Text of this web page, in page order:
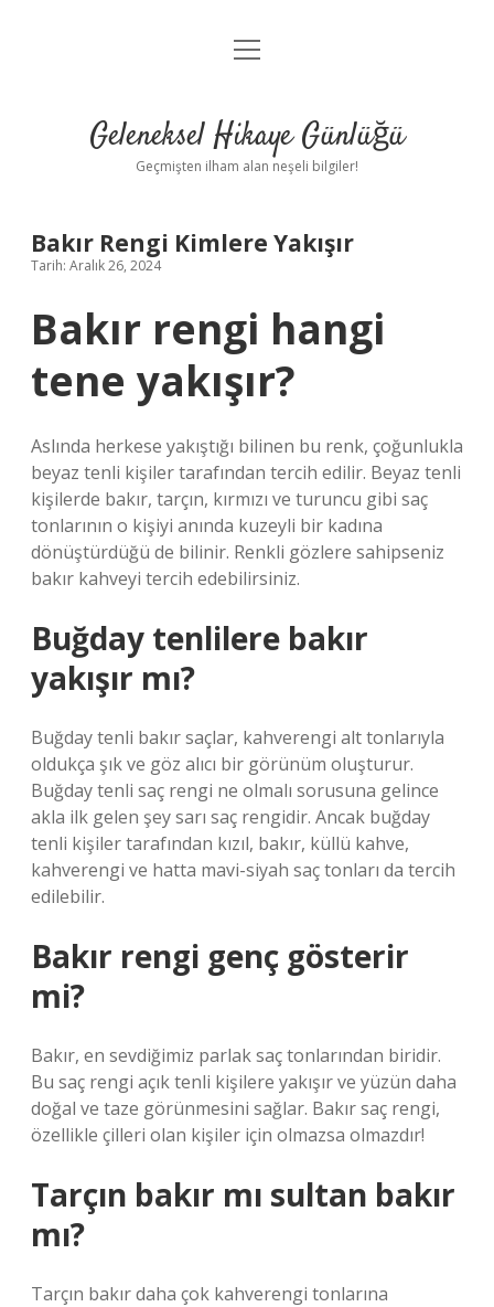
Anasayfa
Yasal Uyarı
menüyü
Geleneksel Hikaye Günlüğü
Geçmişten ilham alan neşeli bilgiler!
Bakır Rengi Kimlere Yakışır
Tarih: Aralık 26, 2024
Bakır rengi hangi
tene yakışır?
Aslında herkese yakıştığı bilinen bu renk, çoğunlukla
beyaz tenli kişiler tarafından tercih edilir. Beyaz tenli
kişilerde bakır, tarçın, kırmızı ve turuncu gibi saç
tonlarının o kişiyi anında kuzeyli bir kadına
dönüştürdüğü de bilinir. Renkli gözlere sahipseniz
bakır kahveyi tercih edebilirsiniz.
Buğday tenlilere bakır
yakışır mı?
Buğday tenli bakır saçlar, kahverengi alt tonlarıyla
oldukça şık ve göz alıcı bir görünüm oluşturur.
Buğday tenli saç rengi ne olmalı sorusuna gelince
akla ilk gelen şey sarı saç rengidir. Ancak buğday
tenli kişiler tarafından kızıl, bakır, küllü kahve,
kahverengi ve hatta mavi-siyah saç tonları da tercih
edilebilir.
Bakır rengi genç gösterir
mi?
Bakır, en sevdiğimiz parlak saç tonlarından biridir.
Bu saç rengi açık tenli kişilere yakışır ve yüzün daha
doğal ve taze görünmesini sağlar. Bakır saç rengi,
özellikle çilleri olan kişiler için olmazsa olmazdır!
Tarçın bakır mı sultan bakır
mı?
Tarçın bakır daha çok kahverengi tonlarına